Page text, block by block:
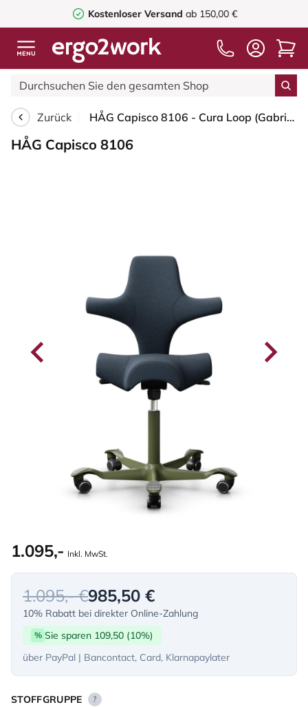
Kostenloser Versand ab 150,00 €
Zurück HÅG Capisco 8106 - Cura Loop (Gabriel) - Recyceltes Polyester - CLP66165 Blue - Moss Grey - 150mm (Sitzhöhe 40-55cm) - Harte Rollen für weiche Böden
HÅG Capisco 8106
1.095,- Inkl. MwSt.
1.095,- €985,50 €
10% Rabatt bei direkter Online-Zahlung
% Sie sparen 109,50 (10%)
über PayPal | Bancontact, Card, Klarnapaylater
STOFFGRUPPE ?